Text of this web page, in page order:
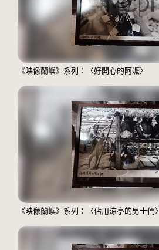
《映像蘭嶼》系列：〈好開心的阿嬤〉
《映像蘭嶼》系列：〈佔用涼亭的男士們〉